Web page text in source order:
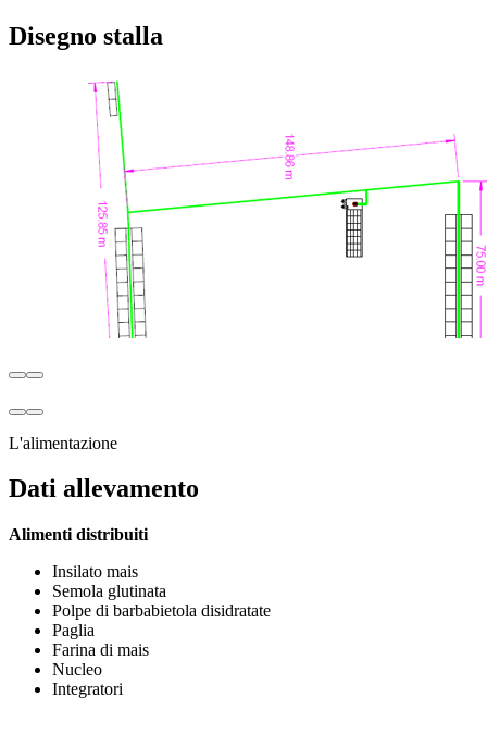
Disegno stalla
L'alimentazione
Dati allevamento
Alimenti distribuiti
Insilato mais
Semola glutinata
Polpe di barbabietola disidratate
Paglia
Farina di mais
Nucleo
Integratori